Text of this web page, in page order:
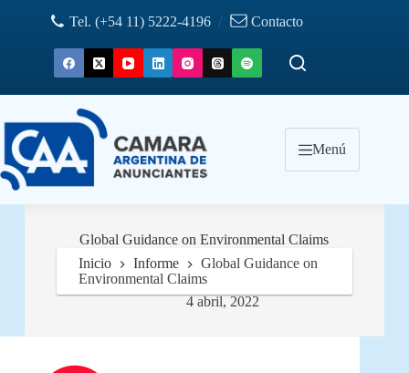
Tel. (+54 11) 5222-4196 / Contacto
Menú
Global Guidance on Environmental Claims
4 abril, 2022
Inicio Informe
Global Guidance on
Environmental Claims